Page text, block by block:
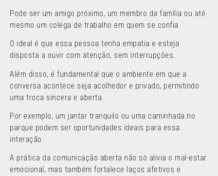
Pode ser um amigo próximo, um membro da família ou até
mesmo um colega de trabalho em quem se confia.
O ideal é que essa pessoa tenha empatia e esteja
disposta a ouvir com atenção, sem interrupções.
Além disso, é fundamental que o ambiente em que a
conversa acontece seja acolhedor e privado, permitindo
uma troca sincera e aberta.
Por exemplo, um jantar tranquilo ou uma caminhada no
parque podem ser oportunidades ideais para essa
interação.
A prática da comunicação aberta não só alivia o mal-estar
emocional, mas também fortalece laços afetivos e